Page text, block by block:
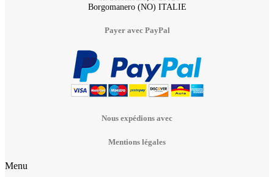
Borgomanero (NO) ITALIE
Payer avec PayPal
Nous expédions avec
Mentions légales
Menu